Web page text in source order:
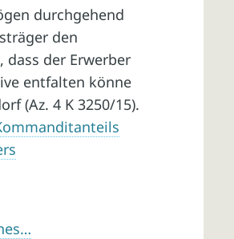
durchgehend
den
der Erwerber
entfalten könne
(Az. 4 K 3250/15).